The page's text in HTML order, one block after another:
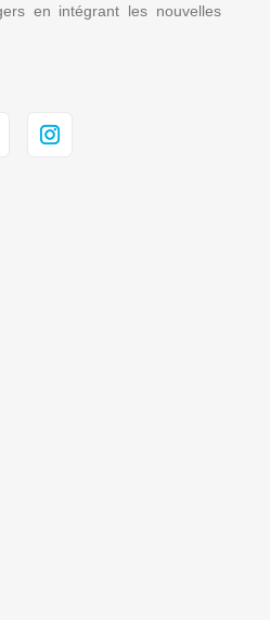
en intégrant les nouvelles